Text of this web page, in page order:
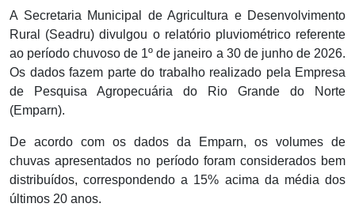
A Secretaria Municipal de Agricultura e Desenvolvimento
Rural (Seadru) divulgou o relatório pluviométrico referente
ao período chuvoso de 1º de janeiro a 30 de junho de 2026.
Os dados fazem parte do trabalho realizado pela Empresa
de Pesquisa Agropecuária do Rio Grande do Norte
(Emparn).
De acordo com os dados da Emparn, os volumes de
chuvas apresentados no período foram considerados bem
distribuídos, correspondendo a 15% acima da média dos
últimos 20 anos.